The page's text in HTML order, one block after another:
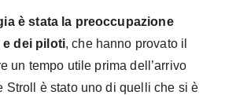
è stata la preoccupazione
e dei piloti, che hanno provato il
un tempo utile prima dell’arrivo
Stroll è stato uno di quelli che si è